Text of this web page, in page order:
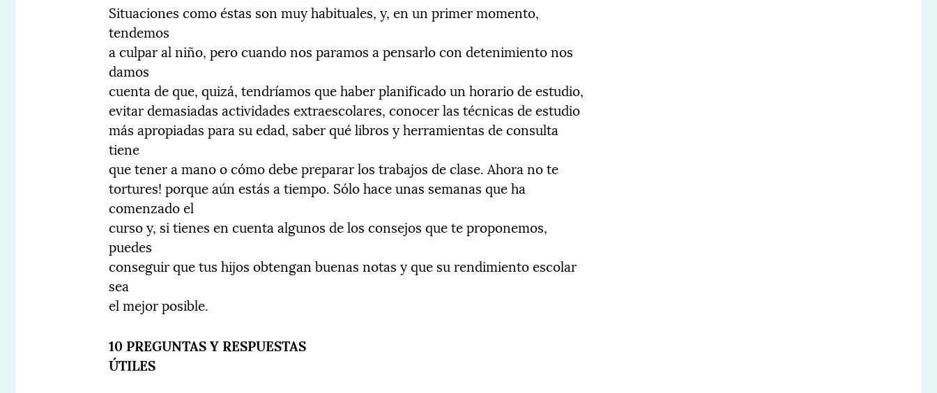
Situaciones como éstas son muy habituales, y, en un primer momento,
tendemos
a culpar al niño, pero cuando nos paramos a pensarlo con detenimiento nos
damos
cuenta de que, quizá, tendríamos que haber planificado un horario de estudio,
evitar demasiadas actividades extraescolares, conocer las técnicas de estudio
más apropiadas para su edad, saber qué libros y herramientas de consulta
tiene
que tener a mano o cómo debe preparar los trabajos de clase. Ahora no te
tortures! porque aún estás a tiempo. Sólo hace unas semanas que ha
comenzado el
curso y, si tienes en cuenta algunos de los consejos que te proponemos,
puedes
conseguir que tus hijos obtengan buenas notas y que su rendimiento escolar
sea
el mejor posible.
10 PREGUNTAS Y RESPUESTAS
ÚTILES